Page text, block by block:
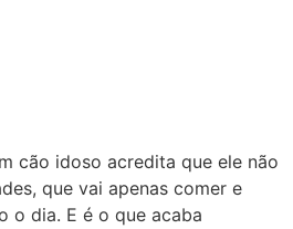
cão idoso acredita que ele não
que vai apenas comer e
o dia. E é o que acaba